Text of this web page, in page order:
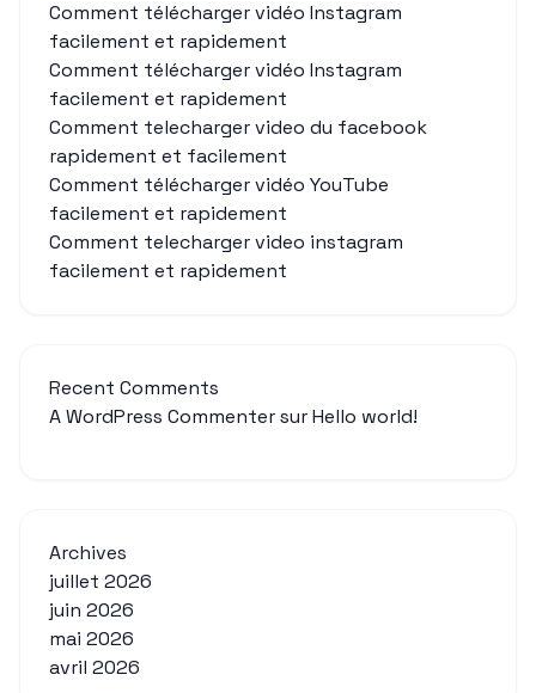
Comment télécharger vidéo Instagram
facilement et rapidement
Comment télécharger vidéo Instagram
facilement et rapidement
Comment telecharger video du facebook
rapidement et facilement
Comment télécharger vidéo YouTube
facilement et rapidement
Comment telecharger video instagram
facilement et rapidement
Recent Comments
A WordPress CommentersurHello world!
Archives
juillet 2026
juin 2026
mai 2026
avril 2026